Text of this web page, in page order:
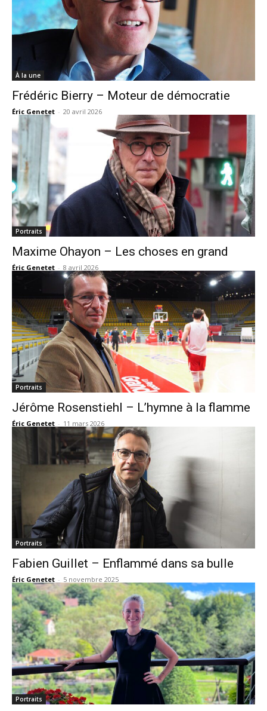
À la une
Frédéric Bierry – Moteur de démocratie
Éric Genetet - 20 avril 2026
Portraits
Maxime Ohayon – Les choses en grand
Éric Genetet - 8 avril 2026
Portraits
Jérôme Rosenstiehl – L’hymne à la flamme
Éric Genetet - 11 mars 2026
Portraits
Fabien Guillet – Enflammé dans sa bulle
Éric Genetet - 5 novembre 2025
Portraits